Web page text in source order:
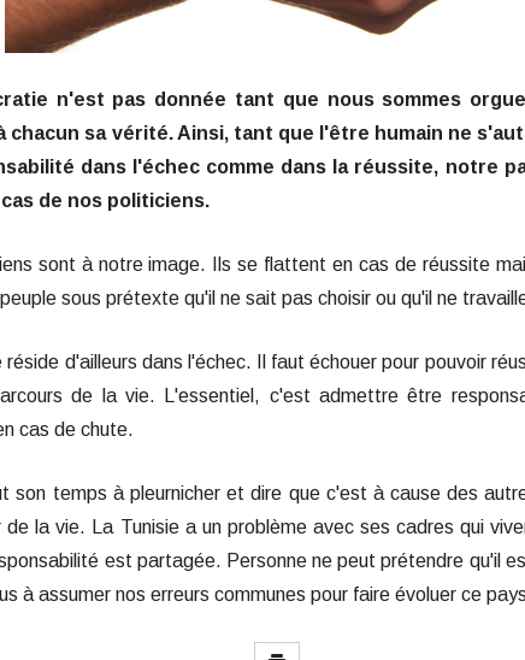
n'est pas donnée tant que nous sommes
chacun sa vérité. Ainsi, tant que l'être humain ne
dans l'échec comme dans la réussite, notre
de nos politiciens.
sont à notre image. Ils se flattent en cas de réussite
sous prétexte qu'il ne sait pas choisir ou qu'il ne
réside d'ailleurs dans l'échec. Il faut échouer pour pouvoir
de la vie. L'essentiel, c'est admettre être
cas de chute.
son temps à pleurnicher et dire que c'est à cause des
de la vie. La Tunisie a un problème avec ses cadres qui
est partagée. Personne ne peut prétendre qu'il
à assumer nos erreurs communes pour faire évoluer ce